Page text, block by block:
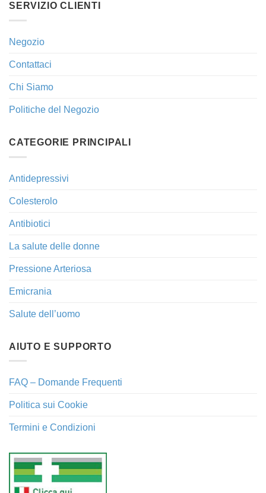
SERVIZIO CLIENTI
Negozio
Contattaci
Chi Siamo
Politiche del Negozio
CATEGORIE PRINCIPALI
Antidepressivi
Colesterolo
Antibiotici
La salute delle donne
Pressione Arteriosa
Emicrania
Salute dell’uomo
AIUTO E SUPPORTO
FAQ – Domande Frequenti
Politica sui Cookie
Termini e Condizioni